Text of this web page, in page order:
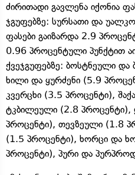
ძირითადი გავლენა იქონია
ჯგუფებზე: სურსათი და
ფასები გაიზარდა 2.9
0.96 პროცენტული პუნქტით
ქვეჯგუფებზე: ბოსტნეული
ხილი და ყურძენი (5.9
კვერცხი (3.5 პროცენტი),
ტკბილეული (2.8 პროცენტი),
პროცენტი), თევზეული (1.8
(1.5 პროცენტი), ხორცი და
პროცენტი), პური და